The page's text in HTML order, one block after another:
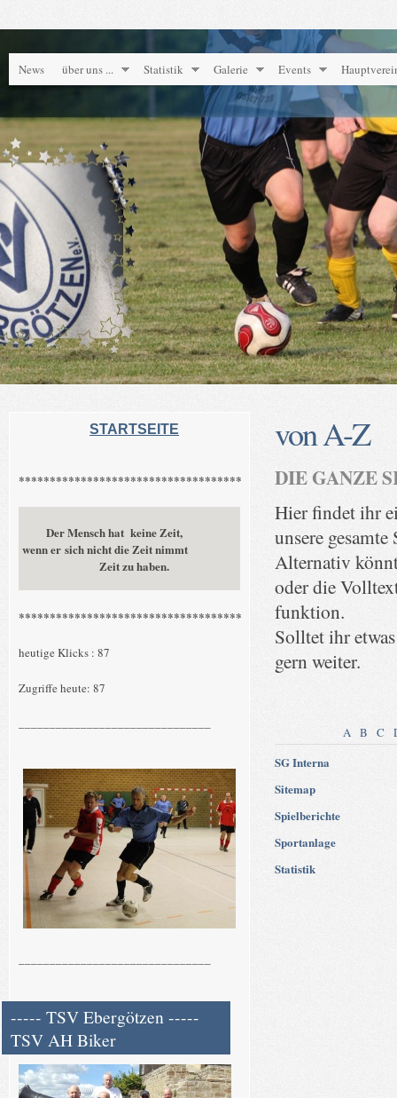
News über uns ... Statistik Galerie Events
von A-Z
DIE GANZE
Hier findet ihr
unsere gesamte
Alternativ
oder die
funktion.
Solltet ihr
gern weiter.
A B C
SG Interna
Sitemap
Spielberichte
Sportanlage
Statistik
STARTSEITE
************************************
Der Mensch hat keine Zeit,
wenn er sich nicht die Zeit nimmt
Zeit zu haben.
************************************
heutige Klicks : 87
Zugriffe heute: 87
----- TSV Ebergötzen -----
TSV AH Biker